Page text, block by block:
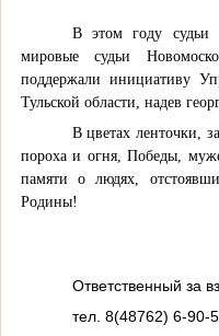
В этом году судьи
мировые судьи
поддержали инициативу
Тульской области, надев
В цветах ленточки,
пороха и огня, Победы,
памяти о людях,
Родины!
Ответственный за
тел. 8(48762) 6-90-